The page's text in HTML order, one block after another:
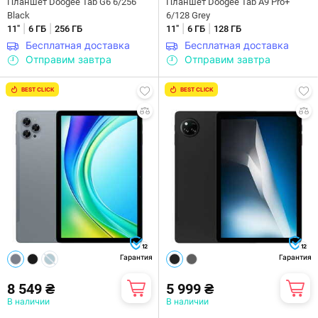
Black
11"
6 ГБ 256 ГБ
Бесплатная доставка
Отправим завтра
6/128 Grey
11"
6 ГБ 128 ГБ
Бесплатная доставка
Отправим завтра
BEST CLICK
12
Гарантия
8 549 ₴
В наличии
BEST CLICK
12
Гарантия
5 999 ₴
В наличии